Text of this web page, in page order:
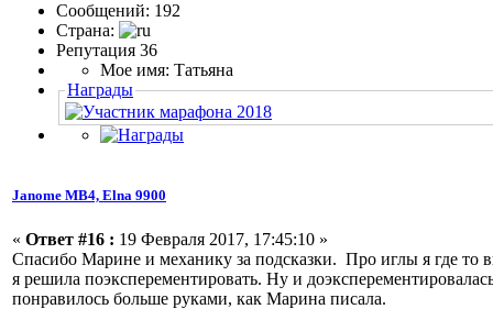
Сообщений: 192
Страна:
Репутация 36
Мое имя: Татьяна
Награды
Janome МВ4, Elna 9900
« Ответ #16 : 19 Февраля 2017, 17:45:10 »
Спасибо Марине и механику за подсказки. Про иглы я где то
я решила поэксперементировать. Ну и
понравилось больше руками, как Марина писала.